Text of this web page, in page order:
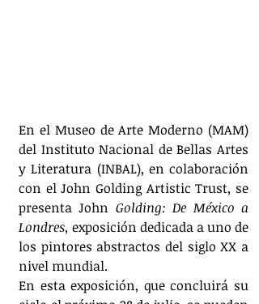
En el Museo de Arte Moderno (MAM)
del Instituto Nacional de Bellas Artes
y Literatura (INBAL), en colaboración
con el John Golding Artistic Trust, se
presenta John Golding: De México a
Londres, exposición dedicada a uno de
los pintores abstractos del siglo XX a
nivel mundial.
En esta exposición, que concluirá su